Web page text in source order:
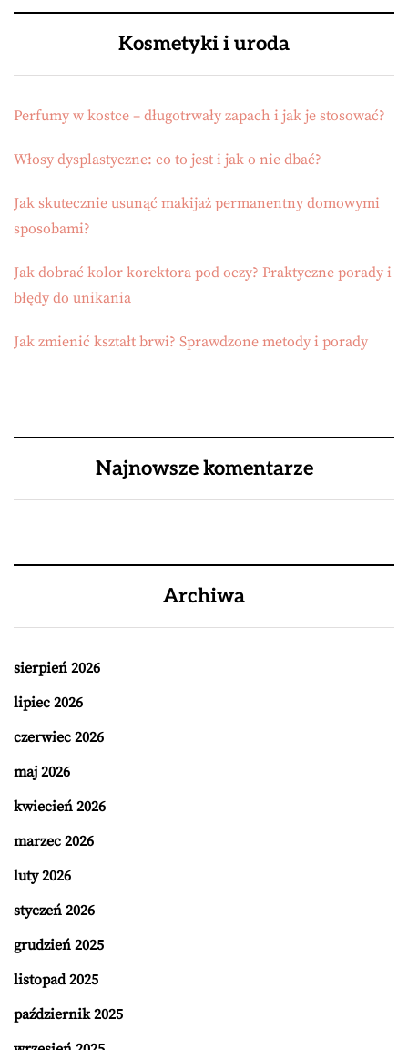
Kosmetyki i uroda
Perfumy w kostce – długotrwały zapach i jak je stosować?
Włosy dysplastyczne: co to jest i jak o nie dbać?
Jak skutecznie usunąć makijaż permanentny domowymi
sposobami?
Jak dobrać kolor korektora pod oczy? Praktyczne porady i
błędy do unikania
Jak zmienić kształt brwi? Sprawdzone metody i porady
Najnowsze komentarze
Archiwa
sierpień 2026
lipiec 2026
czerwiec 2026
maj 2026
kwiecień 2026
marzec 2026
luty 2026
styczeń 2026
grudzień 2025
listopad 2025
październik 2025